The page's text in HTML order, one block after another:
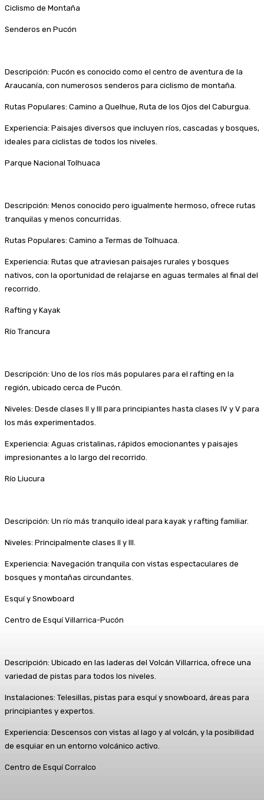
Ciclismo de Montaña
Senderos en Pucón
Descripción: Pucón es conocido como el centro de aventura de la
Araucanía, con numerosos senderos para ciclismo de montaña.
Rutas Populares: Camino a Quelhue, Ruta de los Ojos del Caburgua.
Experiencia: Paisajes diversos que incluyen ríos, cascadas y bosques,
ideales para ciclistas de todos los niveles.
Parque Nacional Tolhuaca
Descripción: Menos conocido pero igualmente hermoso, ofrece rutas
tranquilas y menos concurridas.
Rutas Populares: Camino a Termas de Tolhuaca.
Experiencia: Rutas que atraviesan paisajes rurales y bosques
nativos, con la oportunidad de relajarse en aguas termales al final del
recorrido.
Rafting y Kayak
Río Trancura
Descripción: Uno de los ríos más populares para el rafting en la
región, ubicado cerca de Pucón.
Niveles: Desde clases II y III para principiantes hasta clases IV y V para
los más experimentados.
Experiencia: Aguas cristalinas, rápidos emocionantes y paisajes
impresionantes a lo largo del recorrido.
Río Liucura
Descripción: Un río más tranquilo ideal para kayak y rafting familiar.
Niveles: Principalmente clases II y III.
Experiencia: Navegación tranquila con vistas espectaculares de
bosques y montañas circundantes.
Esquí y Snowboard
Centro de Esquí Villarrica-Pucón
Descripción: Ubicado en las laderas del Volcán Villarrica, ofrece una
variedad de pistas para todos los niveles.
Instalaciones: Telesillas, pistas para esquí y snowboard, áreas para
principiantes y expertos.
Experiencia: Descensos con vistas al lago y al volcán, y la posibilidad
de esquiar en un entorno volcánico activo.
Centro de Esquí Corralco